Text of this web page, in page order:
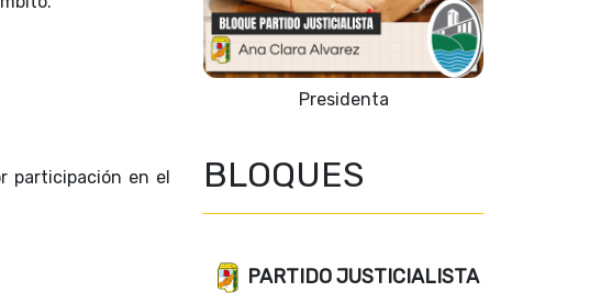
participación en el
Vicepresidente 1º
BLOQUES
PARTIDO JUSTICIALISTA